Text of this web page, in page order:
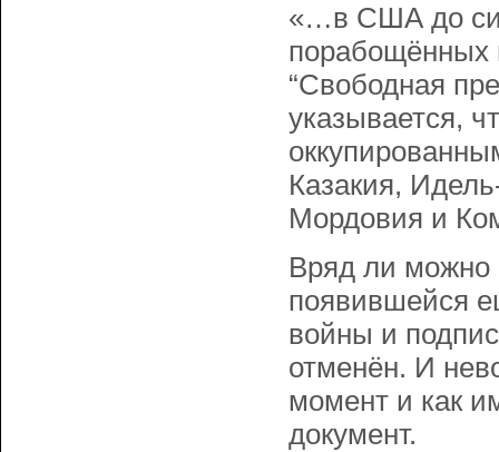
«…в США до
порабощённых
“Свободная
указывается,
Казакия,
Мордовия и
Вряд ли можно
появившейся
войны и
отменён. И
момент и как
документ.